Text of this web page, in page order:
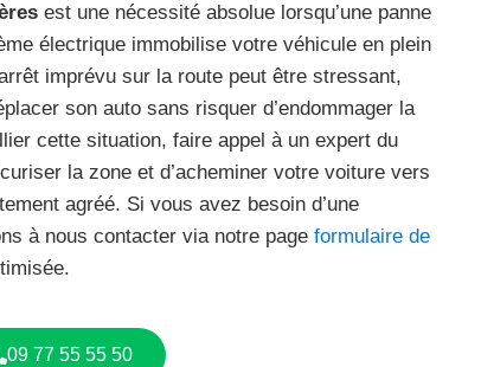
est une nécessité absolue lorsqu’une panne
électrique immobilise votre véhicule en plein
imprévu sur la route peut être stressant,
son auto sans risquer d’endommager la
cette situation, faire appel à un expert du
la zone et d’acheminer votre voiture vers
agréé. Si vous avez besoin d’une
à nous contacter via notre page formulaire de
09 77 55 55 50